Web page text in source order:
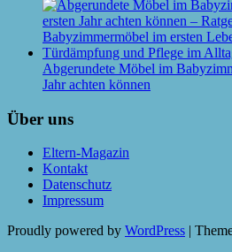
Abgerundete Möbel im
Jahr achten können
Über uns
Eltern-Magazin
Kontakt
Datenschutz
Impressum
Proudly powered by WordPress